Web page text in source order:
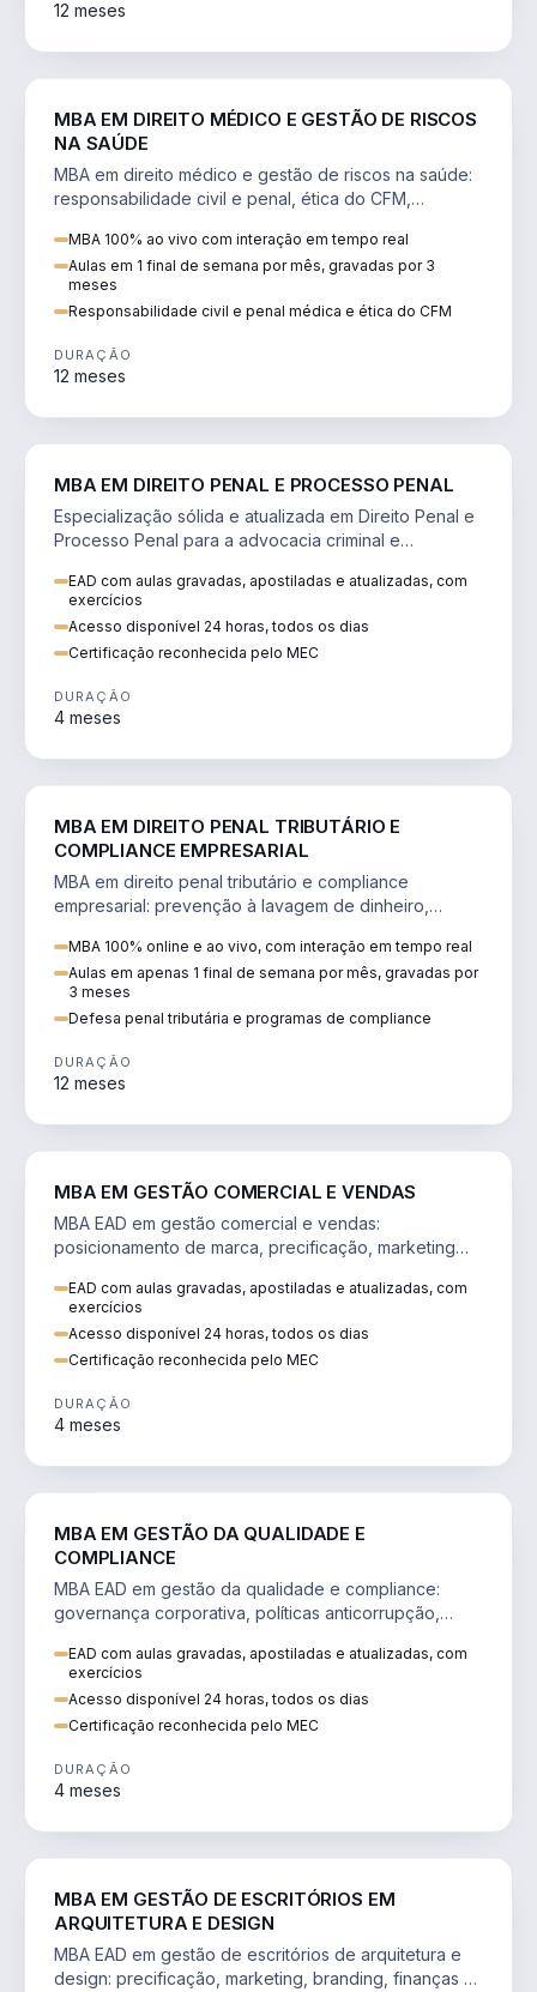
12 meses
MBA EM DIREITO MÉDICO E GESTÃO DE RISCOS
NA SAÚDE
MBA em direito médico e gestão de riscos na saúde:
responsabilidade civil e penal, ética do CFM,
MBA 100% ao vivo com interação em tempo real
Aulas em 1 final de semana por mês, gravadas por 3
meses
Responsabilidade civil e penal médica e ética do CFM
DURAÇÃO
12 meses
MBA EM DIREITO PENAL E PROCESSO PENAL
Especialização sólida e atualizada em Direito Penal e
Processo Penal para a advocacia criminal e
EAD com aulas gravadas, apostiladas e atualizadas, com
exercícios
Acesso disponível 24 horas, todos os dias
Certificação reconhecida pelo MEC
DURAÇÃO
4 meses
MBA EM DIREITO PENAL TRIBUTÁRIO E
COMPLIANCE EMPRESARIAL
MBA em direito penal tributário e compliance
empresarial: prevenção à lavagem de dinheiro,
MBA 100% online e ao vivo, com interação em tempo real
Aulas em apenas 1 final de semana por mês, gravadas por
3 meses
Defesa penal tributária e programas de compliance
DURAÇÃO
12 meses
MBA EM GESTÃO COMERCIAL E VENDAS
MBA EAD em gestão comercial e vendas:
posicionamento de marca, precificação, marketing
EAD com aulas gravadas, apostiladas e atualizadas, com
exercícios
Acesso disponível 24 horas, todos os dias
Certificação reconhecida pelo MEC
DURAÇÃO
4 meses
MBA EM GESTÃO DA QUALIDADE E
COMPLIANCE
MBA EAD em gestão da qualidade e compliance:
governança corporativa, políticas anticorrupção,
EAD com aulas gravadas, apostiladas e atualizadas, com
exercícios
Acesso disponível 24 horas, todos os dias
Certificação reconhecida pelo MEC
DURAÇÃO
4 meses
MBA EM GESTÃO DE ESCRITÓRIOS EM
ARQUITETURA E DESIGN
MBA EAD em gestão de escritórios de arquitetura e
design: precificação, marketing, branding, finanças e